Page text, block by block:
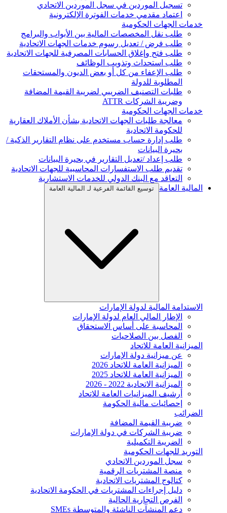
تسجيل الموردين في سجل الموردين الاتحادي
اعتماد مقدمي خدمات الفوترة الإلكترونية
خدمات الجهات الحكومية
طلب نقل المخصصات المالية بين الأبواب والبرامج
طلب فرض / تعديل رسوم خدمات الجهات الاتحادية
طلب فتح وإغلاق الحسابات المصرفية للجهات الاتحادية
طلب استحداث وتذويب الوظائف
طلب الإعفاء من كل أو بعض الديون والمستحقات
المطلوبة للدولة
طلبات التصنيف الضريبي لضريبة القيمة المضافة
وضريبة الشركات ATTR
خدمات الجهات الحكومية
معالجة طلبات الجهات الاتحادية بشأن الأملاك العقارية
للحكومة الاتحادية
طلب إدارة حساب مستخدم على نظام التقارير الذكية /
بحيرة البيانات
طلب إعداد /تعديل التقارير في بحيرة البيانات
تقديم طلب الاستفسارات المحاسبية للجهات الاتحادية
التعاقد مع البنك الدولي للخدمات الاستشارية
المالية العامة
توسيع القائمة الفرعية لـ المالية العامة
الاستدامة المالية لدولة الإمارات
الإطار المالي العام لدولة الإمارات
المحاسبة على أساس الاستحقاق
الفصل بين الصلاحيات
الميزانية العامة للاتحاد
عن ميزانية دولة الإمارات
الميزانية العامة للاتحاد 2026
الميزانية العامة للاتحاد 2025
الميزانية الاتحادية 2022 - 2026
أرشيف الميزانيات العامة للاتحاد
إحصائيات مالية الحكومة
الضرائب
ضريبة القيمة المضافة
ضريبة الشركات في دولة الإمارات
الضريبة التكميلية
التوريد للجهات الحكومية
سجل الموردين الاتحادي
منصة المشتريات الرقمية
كتالوج المشتريات الاتحادية
دليل إجراءات المشتريات في الحكومة الاتحادية
الفرص التجارية الحالية
دعم المنشآت الناشئة والمتوسطة SMEs